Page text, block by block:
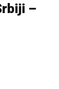
–